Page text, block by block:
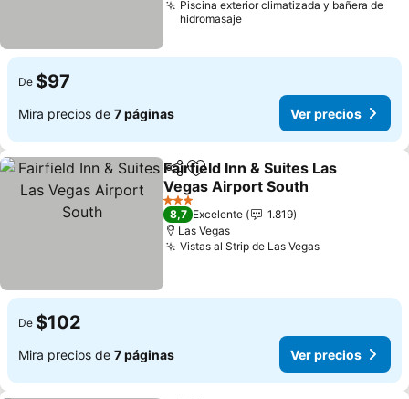
Piscina exterior climatizada y bañera de
hidromasaje
De $97
Mira precios de 7 páginas Ver precios
CompartirAgregar a favoritos
Fairfield Inn & Suites Las
Vegas Airport South
Ver precios
3 Estrellas
8,7 Excelente
1.819
Las Vegas
Vistas al Strip de Las VegasVer precios
De $102
Mira precios de 7 páginas Ver precios